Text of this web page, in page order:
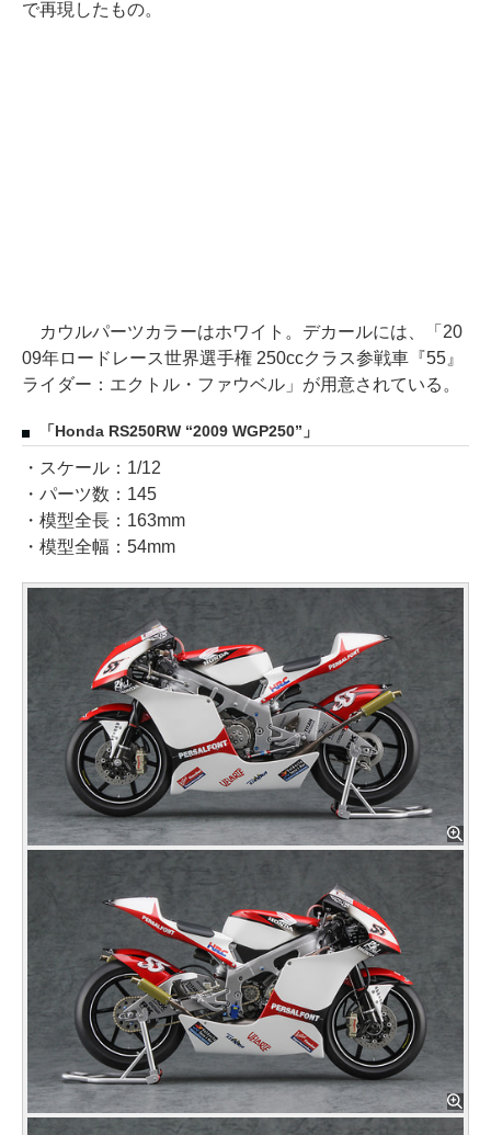
で再現したもの。
カウルパーツカラーはホワイト。デカールには、「20
09年ロードレース世界選手権 250ccクラス参戦車『55』
ライダー：エクトル・ファウベル」が用意されている。
「Honda RS250RW “2009 WGP250”」
・スケール：1/12
・パーツ数：145
・模型全長：163mm
・模型全幅：54mm